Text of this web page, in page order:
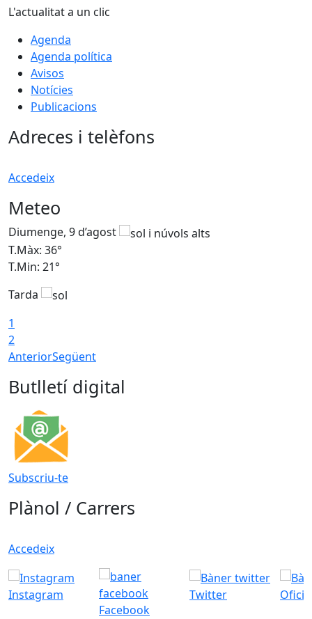
L'actualitat a un clic
Agenda
Agenda política
Avisos
Notícies
Publicacions
Adreces i telèfons
Accedeix
Meteo
Diumenge, 9 d’agost
T.Màx: 36°
T.Min: 21°
Tarda
1
2
AnteriorSegüent
Butlletí digital
Subscriu-te
Plànol / Carrers
Accedeix
Instagram
Facebook
Twitter